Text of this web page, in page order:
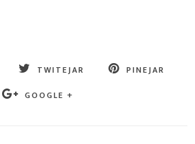
TWITEJAR
PINEJAR
GOOGLE +